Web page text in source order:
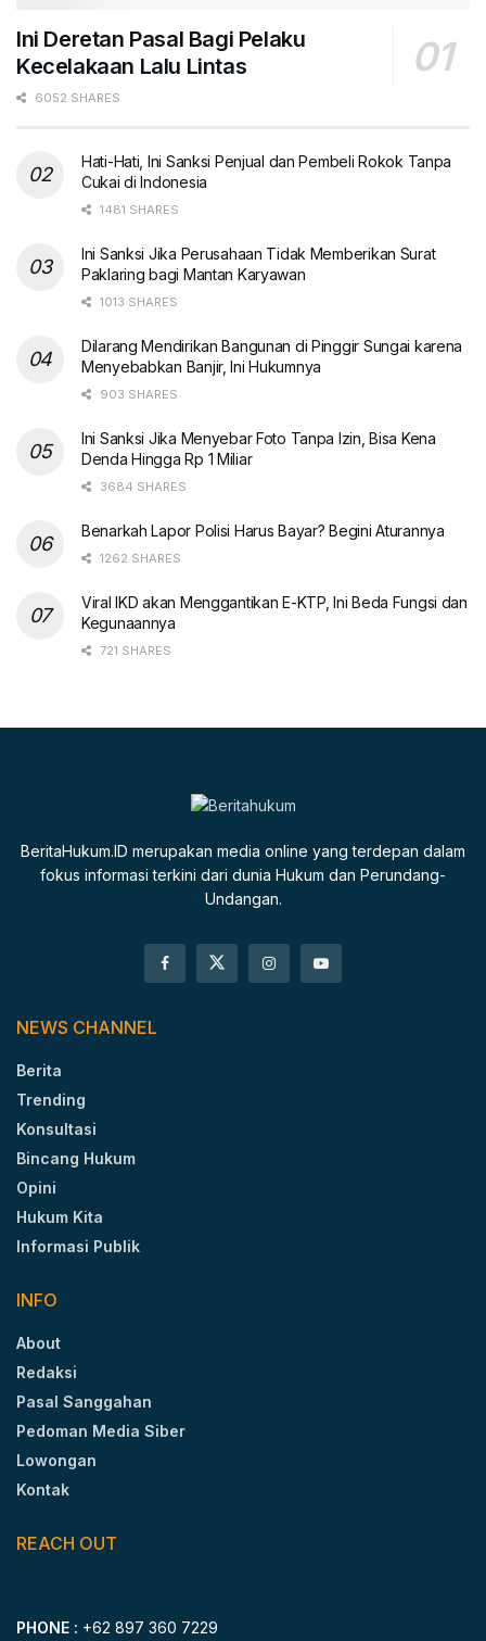
Ini Deretan Pasal Bagi Pelaku
Kecelakaan Lalu Lintas
6052 SHARES
Hati-Hati, Ini Sanksi Penjual dan Pembeli Rokok Tanpa
Cukai di Indonesia
1481 SHARES
Ini Sanksi Jika Perusahaan Tidak Memberikan Surat
Paklaring bagi Mantan Karyawan
1013 SHARES
Dilarang Mendirikan Bangunan di Pinggir Sungai karena
Menyebabkan Banjir, Ini Hukumnya
903 SHARES
Ini Sanksi Jika Menyebar Foto Tanpa Izin, Bisa Kena
Denda Hingga Rp 1 Miliar
3684 SHARES
Benarkah Lapor Polisi Harus Bayar? Begini Aturannya
1262 SHARES
Viral IKD akan Menggantikan E-KTP, Ini Beda Fungsi dan
Kegunaannya
721 SHARES
BeritaHukum.ID merupakan media online yang terdepan dalam
fokus informasi terkini dari dunia Hukum dan Perundang-
Undangan.
NEWS CHANNEL
Berita
Trending
Konsultasi
Bincang Hukum
Opini
Hukum Kita
Informasi Publik
INFO
About
Redaksi
Pasal Sanggahan
Pedoman Media Siber
Lowongan
Kontak
REACH OUT
PHONE : +62 897 360 7229